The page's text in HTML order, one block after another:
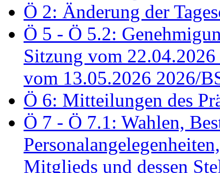
Ö 2: Änderung der
Ö 5 - Ö 5.2:
Sitzung vom
vom 13.05.2026 2026/
Ö 6: Mitteilungen des
Ö 7 - Ö 7.1: Wahlen,
Mitglieds und dessen